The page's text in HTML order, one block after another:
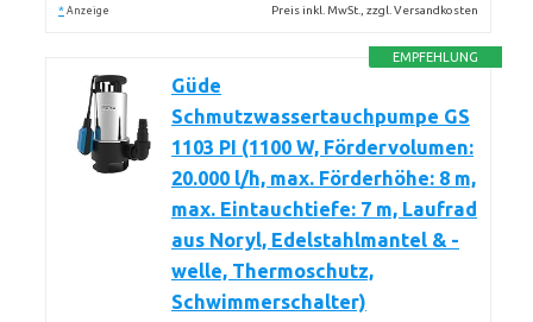
* Anzeige Preis inkl. MwSt., zzgl. Versandkosten
EMPFEHLUNG
Güde
Schmutzwassertauchpumpe GS
1103 PI (1100 W, Fördervolumen:
20.000 l/h, max. Förderhöhe: 8 m,
max. Eintauchtiefe: 7 m, Laufrad
aus Noryl, Edelstahlmantel & -
welle, Thermoschutz,
Schwimmerschalter)